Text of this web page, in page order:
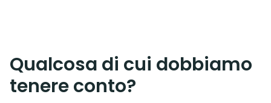
Qualcosa di cui dobbiamo
tenere conto?